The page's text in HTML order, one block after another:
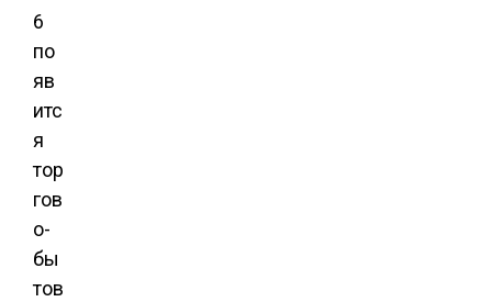
6
по
яв
итс
я
тор
гов
о-
бы
тов